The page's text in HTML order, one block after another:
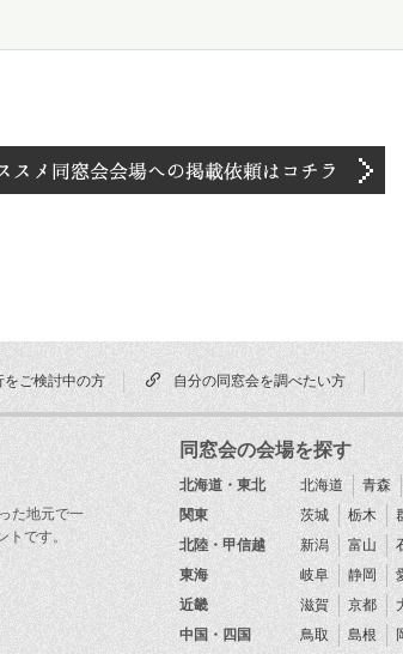
をご検討中の方 自分の同窓会を調べたい方
た地元で一
トです。
同窓会の会場を探す
北海道・東北 北海道 青森
関東
茨城 栃木
北陸・甲信越
新潟 富山
東海
岐阜 静岡
近畿
滋賀 京都
中国・四国
鳥取 島根